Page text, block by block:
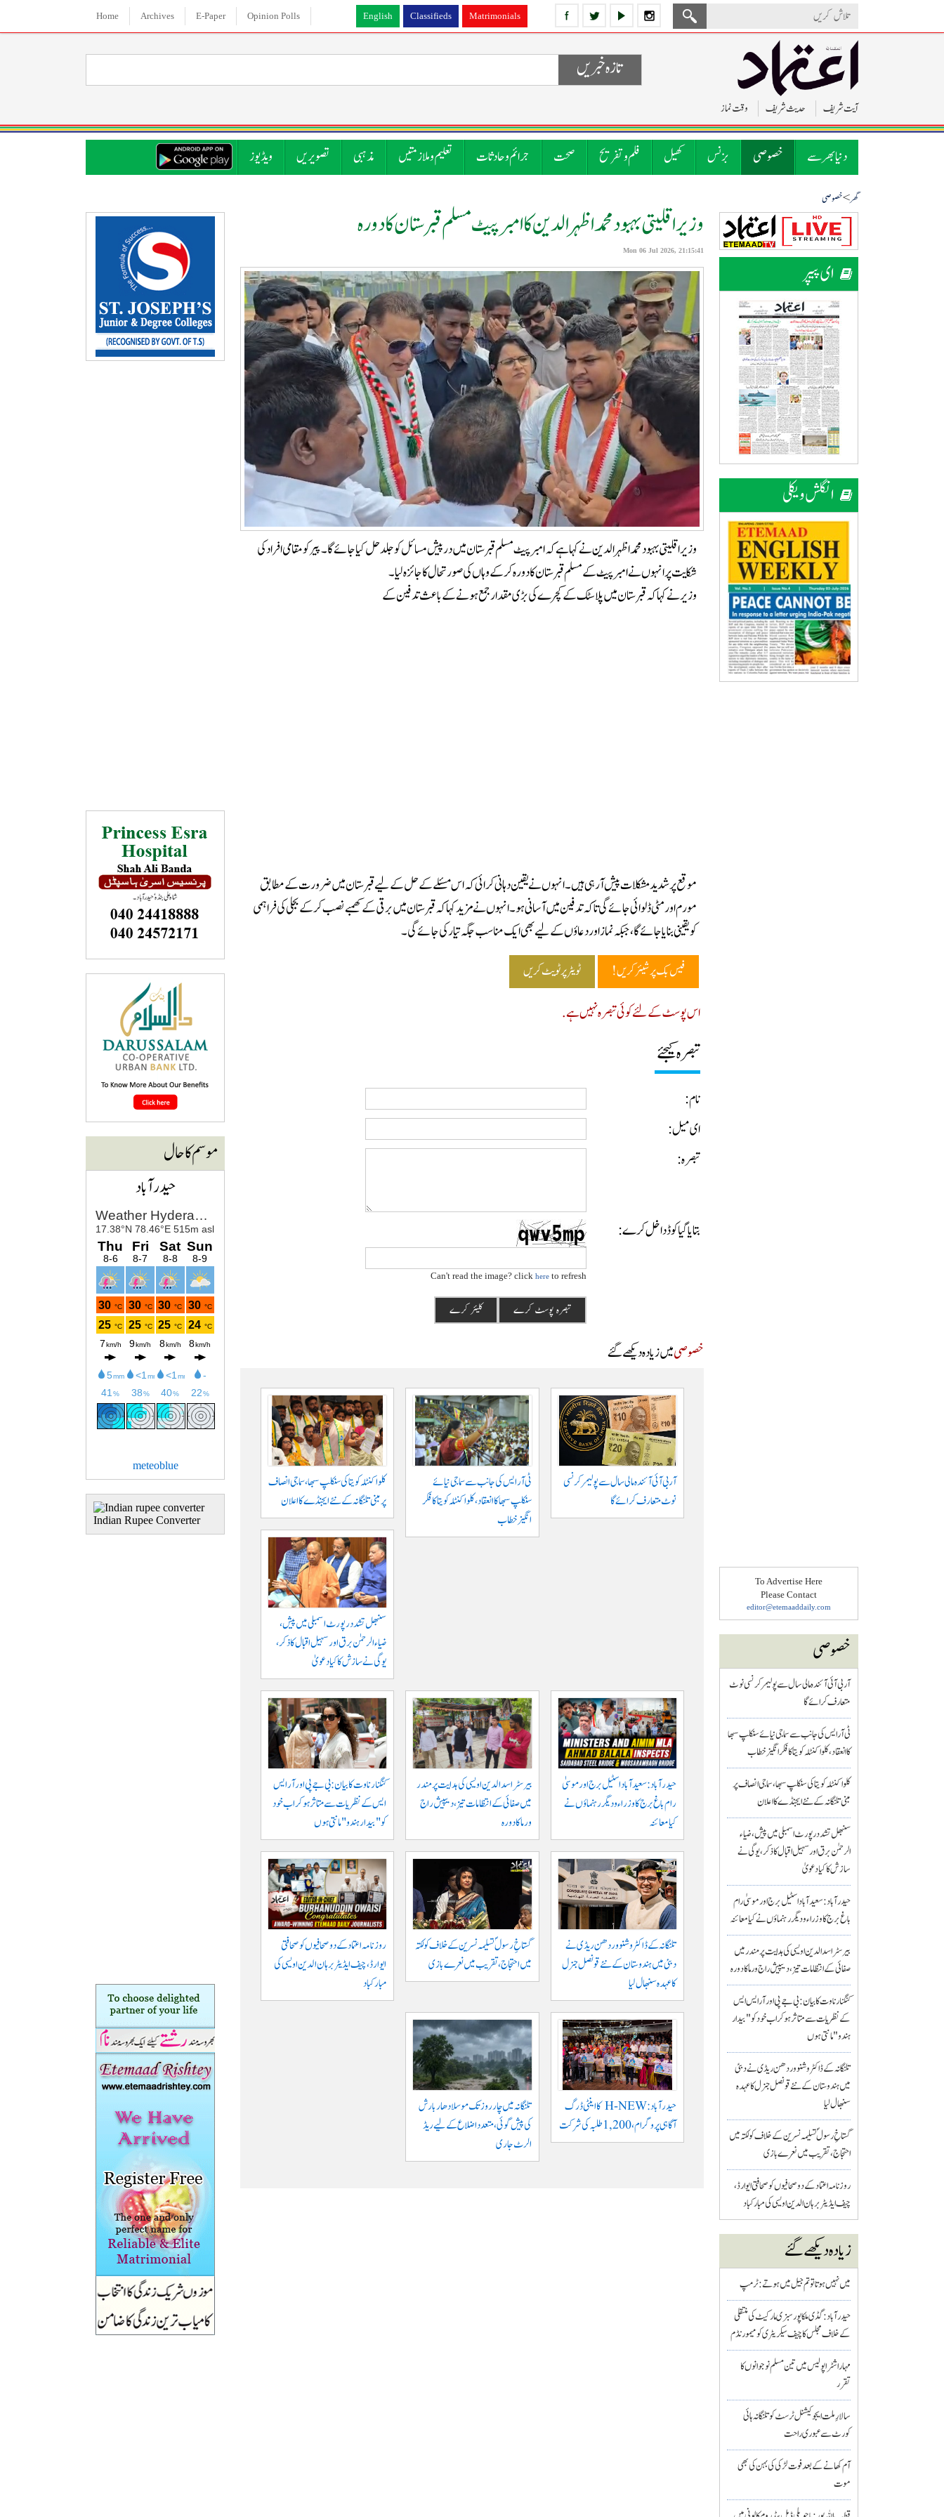
English Classifieds Matrimonials
Home Archives E-Paper Opinion Polls
آیت شریف حدیث شریف وقت نماز
تازہ خبریں
دنیا بھر سے خصوصی بزنس کھیل فلم و تفریح صحت جرائم و حادثات تعلیم و ملازمتیں مذہبی تصویریں ویڈیوز
گھر>خصوصی
ای پیپر
انگلش ویکلی
To Advertise Here
Please Contact
editor@etemaaddaily.com
خصوصی
آر بی آئی آئندہ مالی سال سے پولیمر کرنسی نوٹ
متعارف کرائے گا
ٹی آر ایس کی جانب سے سماجی نیائے سنکلپ سبھا
کا انعقاد، کلواکنٹلہ کویتا کا فکر انگیز خطاب
کلواکنٹلہ کویتا کی سنکلپ سبھا، سماجی انصاف پر
مبنی تلنگانہ کے نئے ایجنڈے کا اعلان
سنبھل تشدد رپورٹ اسمبلی میں پیش، ضیاء
الرحمٰن برق اور سہیل اقبال کا ذکر، یوگی نے
سازش کا کیا دعویٰ
حیدرآباد: سعیدآباد اسٹیل برج اور موسیٰ رام
باغ برج کا وزراء و دیگر رہنماؤں نے کیا معائنہ
بیرسٹر اسدالدین اویسی کی ہدایت پر مندر میں
صفائی کے انتظامات تیز، دیپیش راج ورما کا دورہ
کنگنا رناوت کا بیان: بی جے پی اور آر ایس ایس
کے نظریات سے متاثر ہو کر اب خود کو "بیدار
ہندو" مانتی ہوں
تلنگانہ کے ڈاکٹر وشنو وردھن ریڈی نے دبئی
میں ہندوستان کے نئے قونصل جنرل کا عہدہ
سنبھال لیا
گستاخِ رسولؐ تسلیمہ نسرین کے خلاف کولکتہ میں
احتجاج، تقریب میں نعرے بازی
روزنامہ اعتماد کے دو صحافیوں کو صحافتی ایوارڈ،
چیف ایڈیٹر برہان الدین اویسی کی مبارکباد
زیادہ دیکھے گئے
میں نہیں ہوتا تو تم جیل میں ہوتے : ٹرمپ
حیدرآباد: گڈی ملکاپور سبزی مارکیٹ کی منتقلی
کے خلاف مجلس کا چیف سیکریٹری کو میمورنڈم
مہاراشٹرا پولیس میں تین مسلم نو جوانوں کا
تقرر
سالارِ ملت ایجوکیشنل ٹرسٹ کو تلنگانہ ہائی
کورٹ سے عبوری راحت
آم کھانے کے بعد فوت لڑکی کی بہن کی بھی
موت
وزیر اقلیتی بہبود محمد اظہرالدین کا امبرپیٹ مسلم قبرستان کا دورہ
Mon 06 Jul 2026, 21:15:41
وزیر اقلیتی بہبود محمد اظہرالدین نے کہا ہے کہ امبرپیٹ مسلم قبرستان میں درپیش مسائل کو جلد حل کیا جائے گا۔ پیر کو مقامی افراد کی
شکایت پر انہوں نے امبرپیٹ کے مسلم قبرستان کا دورہ کرکے وہاں کی صورتحال کا جائزہ لیا۔
وزیر نے کہا کہ قبرستان میں پلاسٹک کے کچرے کی بڑی مقدار جمع ہونے کے باعث تدفین کے
موقع پر شدید مشکلات پیش آ رہی ہیں۔ انہوں نے یقین دہانی کرائی کہ اس مسئلے کے حل کے لیے قبرستان میں ضرورت کے مطابق
مورم اور مٹی ڈلوائی جائے گی تاکہ تدفین میں آسانی ہو۔انہوں نے مزید کہا کہ قبرستان میں برقی کے کھمبے نصب کرکے بجلی کی فراہمی
کو یقینی بنایا جائے گا، جبکہ نماز اور دعاؤں کے لیے بھی ایک مناسب جگہ تیار کی جائے گی۔
فیس بک پر شیئر کریں! ٹویٹر پر ٹویٹ کریں
اس پوسٹ کے لئے کوئی تبصرہ نہیں ہے.
تبصرہ کیجئے
نام:
ای میل:
تبصرہ:
بتایا گیا کوڈ داخل کرے:
Can't read the image? click hereto refresh
خصوصیمیں زیادہ دیکھے گئے
آر بی آئی آئندہ مالی سال سے پولیمر کرنسی
نوٹ متعارف کرائے گا
ٹی آر ایس کی جانب سے سماجی نیائے
سنکلپ سبھا کا انعقاد، کلواکنٹلہ کویتا کا فکر
انگیز خطاب
کلواکنٹلہ کویتا کی سنکلپ سبھا، سماجی انصاف
پر مبنی تلنگانہ کے نئے ایجنڈے کا اعلان
سنبھل تشدد رپورٹ اسمبلی میں پیش،
ضیاء الرحمٰن برق اور سہیل اقبال کا ذکر،
یوگی نے سازش کا کیا دعویٰ
حیدرآباد: سعیدآباد اسٹیل برج اور موسیٰ
رام باغ برج کا وزراء و دیگر رہنماؤں نے
کیا معائنہ
بیرسٹر اسدالدین اویسی کی ہدایت پر مندر
میں صفائی کے انتظامات تیز، دیپیش راج
ورما کا دورہ
کنگنا رناوت کا بیان: بی جے پی اور آر ایس
ایس کے نظریات سے متاثر ہو کر اب خود
کو "بیدار ہندو" مانتی ہوں
تلنگانہ کے ڈاکٹر وشنو وردھن ریڈی نے
دبئی میں ہندوستان کے نئے قونصل جنرل
کا عہدہ سنبھال لیا
گستاخِ رسولؐ تسلیمہ نسرین کے خلاف کولکتہ
میں احتجاج، تقریب میں نعرے بازی
روزنامہ اعتماد کے دو صحافیوں کو صحافتی
ایوارڈ، چیف ایڈیٹر برہان الدین اویسی کی
مبارکباد
حیدرآباد: H-NEW کا اینٹی ڈرگ
آگاہی پروگرام، 1,200 طلبہ کی شرکت
تلنگانہ میں چار روز تک موسلادھار بارش
کی پیش گوئی، متعدد اضلاع کے لیے ریڈ
الرٹ جاری
موسم کا حال
حیدرآباد
meteoblue
Indian Rupee Converter